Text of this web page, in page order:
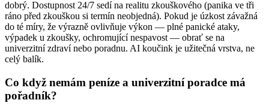
dobrý. Dostupnost 24/7 sedí na realitu zkouškového (panika ve tři
ráno před zkouškou si termín neobjedná). Pokud je úzkost závažná
do té míry, že výrazně ovlivňuje výkon — plné panické ataky,
výpadek u zkoušky, ochromující nespavost — obrať se na
univerzitní zdraví nebo poradnu. AI koučink je užitečná vrstva, ne
celý balík.
Co když nemám peníze a univerzitní poradce má
pořadník?